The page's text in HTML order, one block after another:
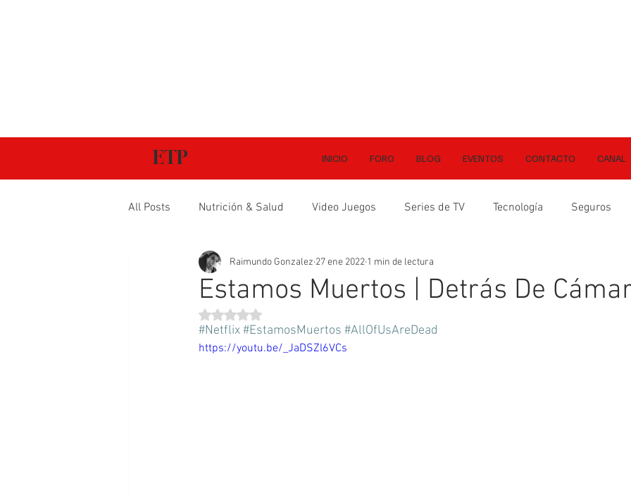
INICIO FORO BLOG EVENTOS CONTACTO CANAL
ETP
All Posts Nutrición & Salud Video Juegos Series de TV Tecnología Seguros
Estamos Muertos | Detrás De
Raimundo Gonzalez 27 ene 2022 1 min de lectura
Obtuvo NaN de 5 estrellas.
#Netflix#EstamosMuertos #AllOfUsAreDead
https://youtu.be/_JaDSZl6VCs